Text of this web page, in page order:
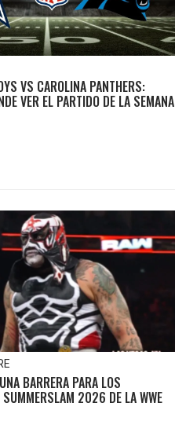
VS CAROLINA PANTHERS:
VER EL PARTIDO DE LA SEMANA
BARRERA PARA LOS
SUMMERSLAM 2026 DE LA WWE